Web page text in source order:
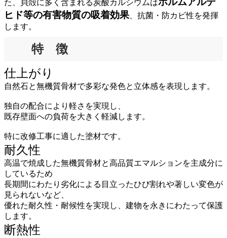
た、貝殻に多く含まれる炭酸カルシウムは
ヒド等の有害物質の吸着効果 、抗菌・防カビ性を発揮
します。
特 徴
仕上がり
自然石と無機質骨材で多彩な発色と立体感を表現します。
独自の配合により軽さを実現し、
既存壁面への負荷を大きく軽減します。
特に改修工事に適した塗材です。
耐久性
高温で焼成した無機質骨材と高品質エマルションを主成分に
しているため
長期間にわたり劣化による目立ったひび割れや著しい変色が
見られないなど、
優れた耐久性・耐候性を実現し、建物を永きにわたって保護
します。
断熱性